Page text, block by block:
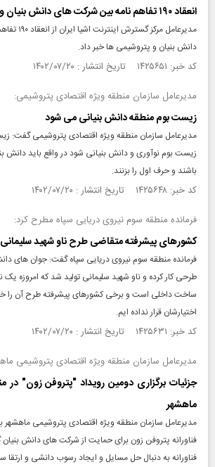
انعقاد ۱۹۰ تفاهم نامه بین شرکت های دانش بنیان و پتروشیمی ها
مدیرعامل
دانش بنیان و پتروشیمی ها خبر داد.
کد خبر: ۱۴۲۵۶۵۱ تاریخ انتشار : ۱۴۰۲/۰۷/۲۰
مدیرعامل سازمان منطقه ویژه اقتصادی پتروشیمی:
زیست بوم منطقه دانش بنیانی می شود
مدیرعامل سازمان منطقه ویژه اقتصادی پتروشیمی گفت:
زیست بوم نوآوری و دانش بنیانی شود در واقع باید دانش
باشند و حرف اول را بزنند.
کد خبر: ۱۴۲۵۶۴۸ تاریخ انتشار : ۱۴۰۲/۰۷/۲۰
فرمانده منطقه سوم نیروی دریایی سپاه مطرح کرد:
کشورهای پیشرفته متقاضی طرح ناو شهید سلیمانی
طرحی کار کرده و ناو شهید سلیمانی تولید شد که امروزه یک
ساخت داخلی است و برخی کشورهای پیشرفته طرح آن را
اختیارشان قرار نداده ایم.
کد خبر: ۱۴۲۵۶۳۱ تاریخ انتشار : ۱۴۰۲/۰۷/۲۰
مدیرعامل سازمان منطقه ویژه اقتصادی پتروشیمی
جزئیات برگزاری دومین رویداد "پتروفن زون" در
ماهشهر
مدیرعامل سازمان منطقه ویژه اقتصادی پتروشیمی ماهشهر با
فناورانه پتروفن زون برای حمایت از شرکت های دانش
فناورانه به دنبال حل مسایل و ایجاد رسوب دانشی و